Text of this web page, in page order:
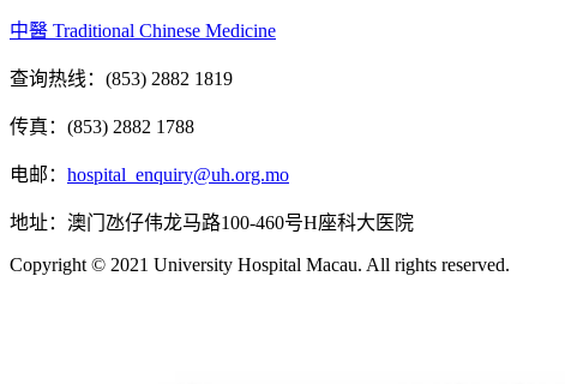
中醫 Traditional Chinese Medicine
查询热线：(853) 2882 1819
传真：(853) 2882 1788
电邮： hospital_enquiry@uh.org.mo
地址：澳门氹仔伟龙马路100-460号H座科大医院
Copyright © 2021 University Hospital Macau. All rights reserved.